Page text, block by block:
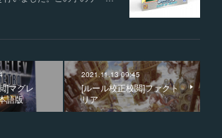
]マグレ
語版
2021.11.13 09:45
[ルール校正校閲]ファクト
リア